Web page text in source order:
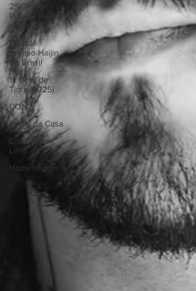
2º Grande
Prêmio Haijin
do Brasil
Grande
Prêmio Haijin
do Brasil
1º Gota de
Tinta (2025)
CON
Portal da Casa
Conceição
Lima
Homenagem